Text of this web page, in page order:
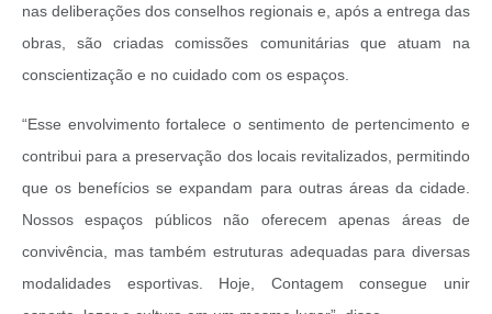
nas deliberações dos conselhos regionais e, após a entrega das
obras, são criadas comissões comunitárias que atuam na
conscientização e no cuidado com os espaços.
“Esse envolvimento fortalece o sentimento de pertencimento e
contribui para a preservação dos locais revitalizados, permitindo
que os benefícios se expandam para outras áreas da cidade.
Nossos espaços públicos não oferecem apenas áreas de
convivência, mas também estruturas adequadas para diversas
modalidades esportivas. Hoje, Contagem consegue unir